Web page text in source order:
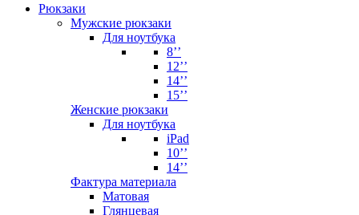
Рюкзаки
Мужские рюкзаки
Для ноутбука
8’’
12’’
14’’
15’’
Женские рюкзаки
Для ноутбука
iPad
10’’
14’’
Фактура материала
Матовая
Глянцевая